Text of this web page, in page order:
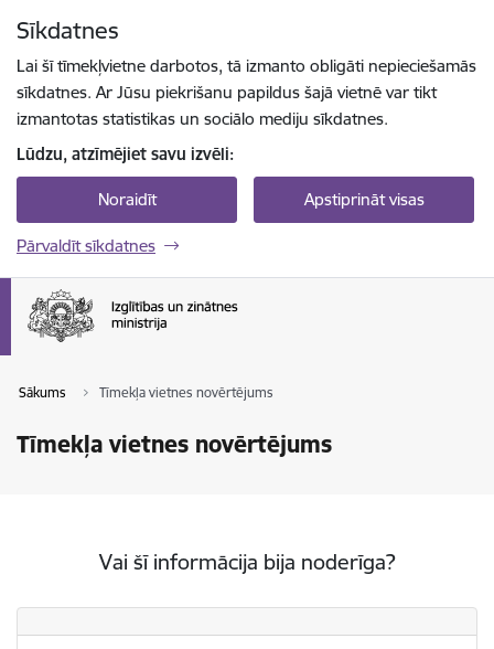
Sīkdatnes
Lai šī tīmekļvietne darbotos, tā izmanto obligāti nepieciešamās
sīkdatnes. Ar Jūsu piekrišanu papildus šajā vietnē var tikt
izmantotas statistikas un sociālo mediju sīkdatnes.
Lūdzu, atzīmējiet savu izvēli:
Noraidīt Apstiprināt visas
Pārvaldīt sīkdatnes
Sākums Tīmekļa vietnes novērtējums
Tīmekļa vietnes novērtējums
Vai šī informācija bija noderīga?
Vai šī informācija bija noderīga?